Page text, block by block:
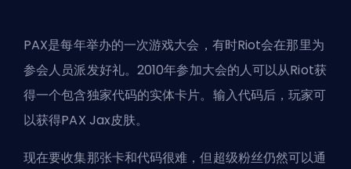
PAX是每年举办的一次游戏大会，有时Riot会在那里为
参会人员派发好礼。2010年参加大会的人可以从Riot获
得一个包含独家代码的实体卡片。输入代码后，玩家可
以获得PAX Jax皮肤。
现在要收集那张卡和代码很难，但超级粉丝仍然可以通